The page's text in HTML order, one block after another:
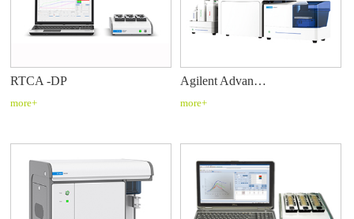
RTCA -DP
more+
Agilent Advan…
more+